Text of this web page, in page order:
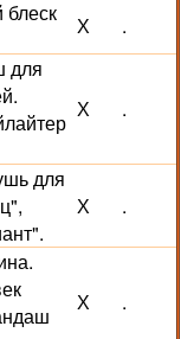
Х .
для
Х .
для
Х .
Х .